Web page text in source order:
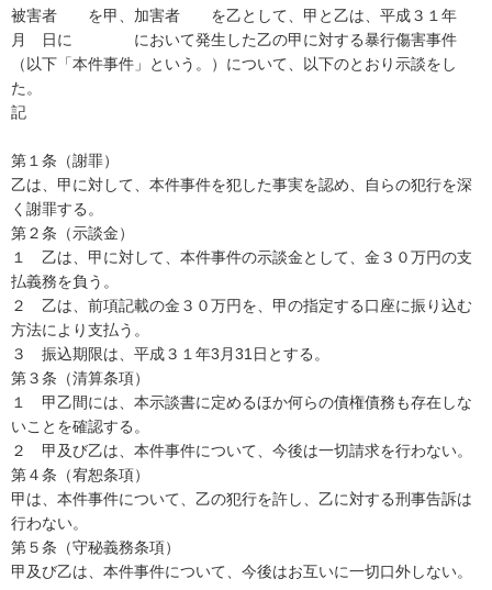
被害者　　を甲、加害者　　を乙として、甲と乙は、平成３１年
月　日に　　　　において発生した乙の甲に対する暴行傷害事件
（以下「本件事件」という。）について、以下のとおり示談をし
た。
記
第１条（謝罪）
乙は、甲に対して、本件事件を犯した事実を認め、自らの犯行を深
く謝罪する。
第２条（示談金）
１　乙は、甲に対して、本件事件の示談金として、金３０万円の支
払義務を負う。
２　乙は、前項記載の金３０万円を、甲の指定する口座に振り込む
方法により支払う。
３　振込期限は、平成３１年3月31日とする。
第３条（清算条項）
１　甲乙間には、本示談書に定めるほか何らの債権債務も存在しな
いことを確認する。
２　甲及び乙は、本件事件について、今後は一切請求を行わない。
第４条（宥恕条項）
甲は、本件事件について、乙の犯行を許し、乙に対する刑事告訴は
行わない。
第５条（守秘義務条項）
甲及び乙は、本件事件について、今後はお互いに一切口外しない。